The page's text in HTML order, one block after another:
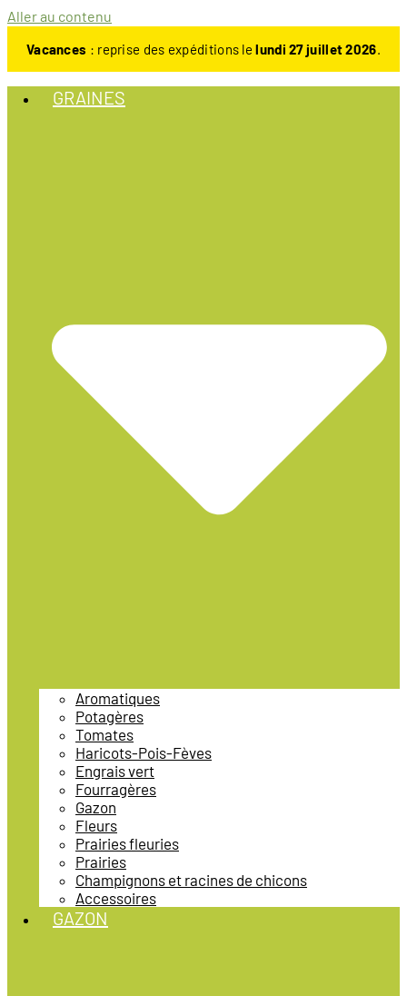
Aller au contenu
Vacances : reprise des expéditions lelundi 27 juillet 2026.
GRAINES
Aromatiques
Potagères
Tomates
Haricots-Pois-Fèves
Engrais vert
Fourragères
Gazon
Fleurs
Prairies fleuries
Prairies
Champignons et racines de chicons
Accessoires
GAZON